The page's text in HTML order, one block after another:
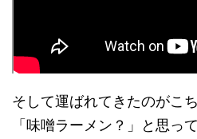
そして運ばれてきたのがこ
「味噌ラーメン？」と思っ